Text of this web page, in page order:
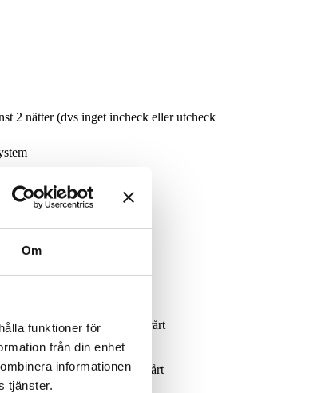
Om
funktioner för
från din enhet
informationen
tjänster.
2 nätter (dvs inget incheck eller utcheck
i vandrarhemmet? Kolla in vårt
invändigt? Kolla in vårt